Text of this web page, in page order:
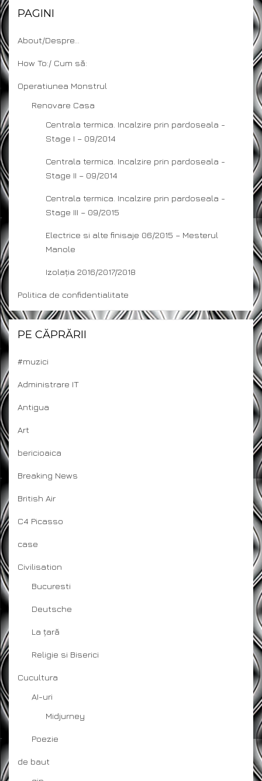
PAGINI
About/Despre…
How To:/ Cum să:
Operatiunea Monstrul
Renovare Casa
Centrala termica. Incalzire prin pardoseala -
Stage I – 09/2014
Centrala termica. Incalzire prin pardoseala -
Stage II – 09/2014
Centrala termica. Incalzire prin pardoseala -
Stage III – 09/2015
Electrice si alte finisaje 06/2015 – Mesterul
Manole
Izolația 2016/2017/2018
Politica de confidentialitate
PE CĂPRĂRII
#muzici
Administrare IT
Antigua
Art
bericioaica
Breaking News
British Air
C4 Picasso
case
Civilisation
Bucuresti
Deutsche
La țară
Religie si Biserici
Cucultura
AI-uri
Midjurney
Poezie
de baut